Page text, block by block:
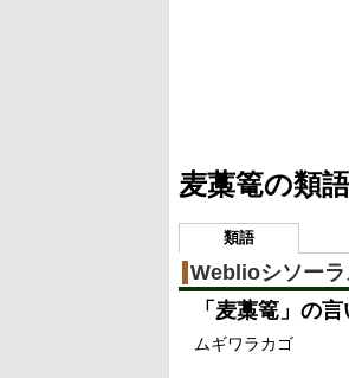
麦藁篭の類
類語
Weblioシソーラ
「 麦藁篭 」の
ムギワラカゴ